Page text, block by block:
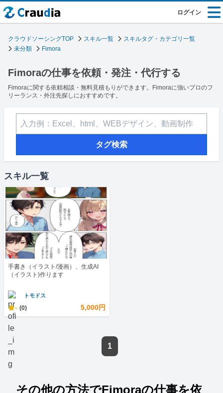
ログイン
クラウドソーシングTOP スキル一覧
スキルタグ・カテゴリ一覧
未分類
Fimora
Fimoraの仕事を依頼・発注・代行する
Fimoraに関する依頼相談・無料見積もりができます。Fimoraに強いプロのフ
リーランス・外注先探しにおすすめです。
タグ検索
スキル一覧
手書き（イラスト/漫画）、生成AI
（イラスト)作ります
トモドス
- (0) 5,000円
1
その他の方法でFimoraの仕事を依